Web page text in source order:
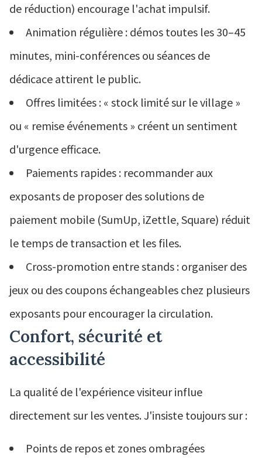
de réduction) encourage l'achat impulsif.
Animation régulière : démos toutes les 30–45
minutes, mini-conférences ou séances de
dédicace attirent le public.
Offres limitées : « stock limité sur le village »
ou « remise événements » créent un sentiment
d'urgence efficace.
Paiements rapides : recommander aux
exposants de proposer des solutions de
paiement mobile (SumUp, iZettle, Square) réduit
le temps de transaction et les files.
Cross-promotion entre stands : organiser des
jeux ou des coupons échangeables chez plusieurs
exposants pour encourager la circulation.
Confort, sécurité et
accessibilité
La qualité de l'expérience visiteur influe
directement sur les ventes. J'insiste toujours sur :
Points de repos et zones ombragées